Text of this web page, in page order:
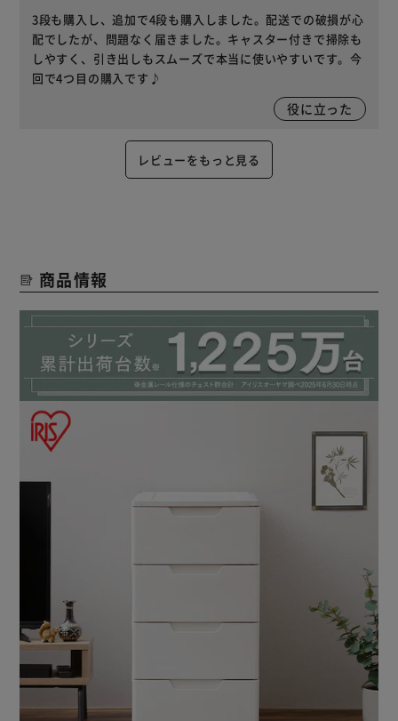
3段も購入し、追加で4段も購入しました。配送での破損が心
配でしたが、問題なく届きました。キャスター付きで掃除も
しやすく、引き出しもスムーズで本当に使いやすいです。今
回で4つ目の購入です♪
役に立った
レビューをもっと見る
商品情報